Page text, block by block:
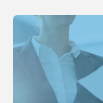
Online
European
EIP) Curso
Certificación